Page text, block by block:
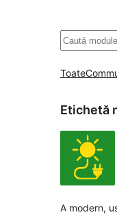
Caută
Toate
Etichetă
A modern,